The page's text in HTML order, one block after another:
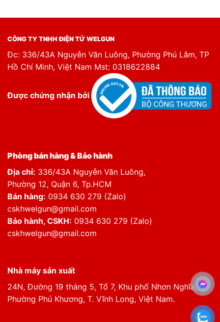
CÔNG TY TNHH ĐIỆN TỬ WELGUN
Đc: 336/43A Nguyễn Văn Luông, Phường Phú Lâm, TP
Hồ Chí Minh, Việt Nam Mst: 0318622884
Được chứng nhận bởi
Phòng bán hàng & Bảo hành
Địa chỉ: 336/43A Nguyễn Văn Luông,
Phường 12, Quận 6, Tp.HCM
Bán hàng: 0934 630 279 (Zalo)
cskhwelgun@gmail.com
Bảo hành, CSKH: 0934 630 279 (Zalo)
cskhwelgun@gmail.com
Nhà máy sản xuất
24N, Đường 19 tháng 5, Tổ 7, Khu phố Nhơn Nghĩa,
Phường Phú Khương, T. Vĩnh Long, Việt Nam.